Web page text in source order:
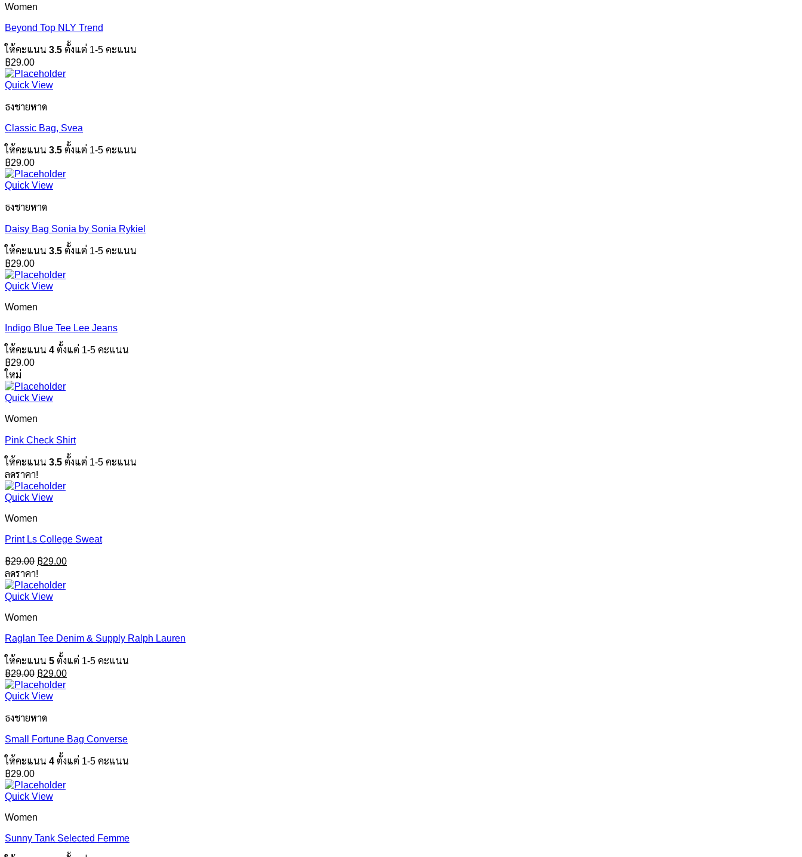
Women
Beyond Top NLY Trend
ให้คะแนน 3.5 ตั้งแต่ 1-5 คะแนน
฿29.00
Quick View
ธงชายหาด
Classic Bag, Svea
ให้คะแนน 3.5 ตั้งแต่ 1-5 คะแนน
฿29.00
Quick View
ธงชายหาด
Daisy Bag Sonia by Sonia Rykiel
ให้คะแนน 3.5 ตั้งแต่ 1-5 คะแนน
฿29.00
Quick View
Women
Indigo Blue Tee Lee Jeans
ให้คะแนน 4 ตั้งแต่ 1-5 คะแนน
฿29.00
ใหม่
Quick View
Women
Pink Check Shirt
ให้คะแนน 3.5 ตั้งแต่ 1-5 คะแนน
ลดราคา!
Quick View
Women
Print Ls College Sweat
฿29.00 Original
price
was:
฿29.00.
฿29.00Current
ลดราคา!
Quick View
Women
Raglan Tee Denim & Supply Ralph Lauren
ให้คะแนน 5 ตั้งแต่ 1-5 คะแนน
฿29.00 Original
price
was:
฿29.00Current
Quick View
ธงชายหาด
Small Fortune Bag Converse
ให้คะแนน 4 ตั้งแต่ 1-5 คะแนน
฿29.00
Quick View
Women
Sunny Tank Selected Femme